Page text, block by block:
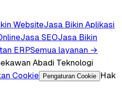
WebsiteJasa Bikin Aplikasi
Jasa SEOJasa Bikin
ERPSemua layanan →
Abadi Teknologi
Cookie Pengaturan Cookie
Hak